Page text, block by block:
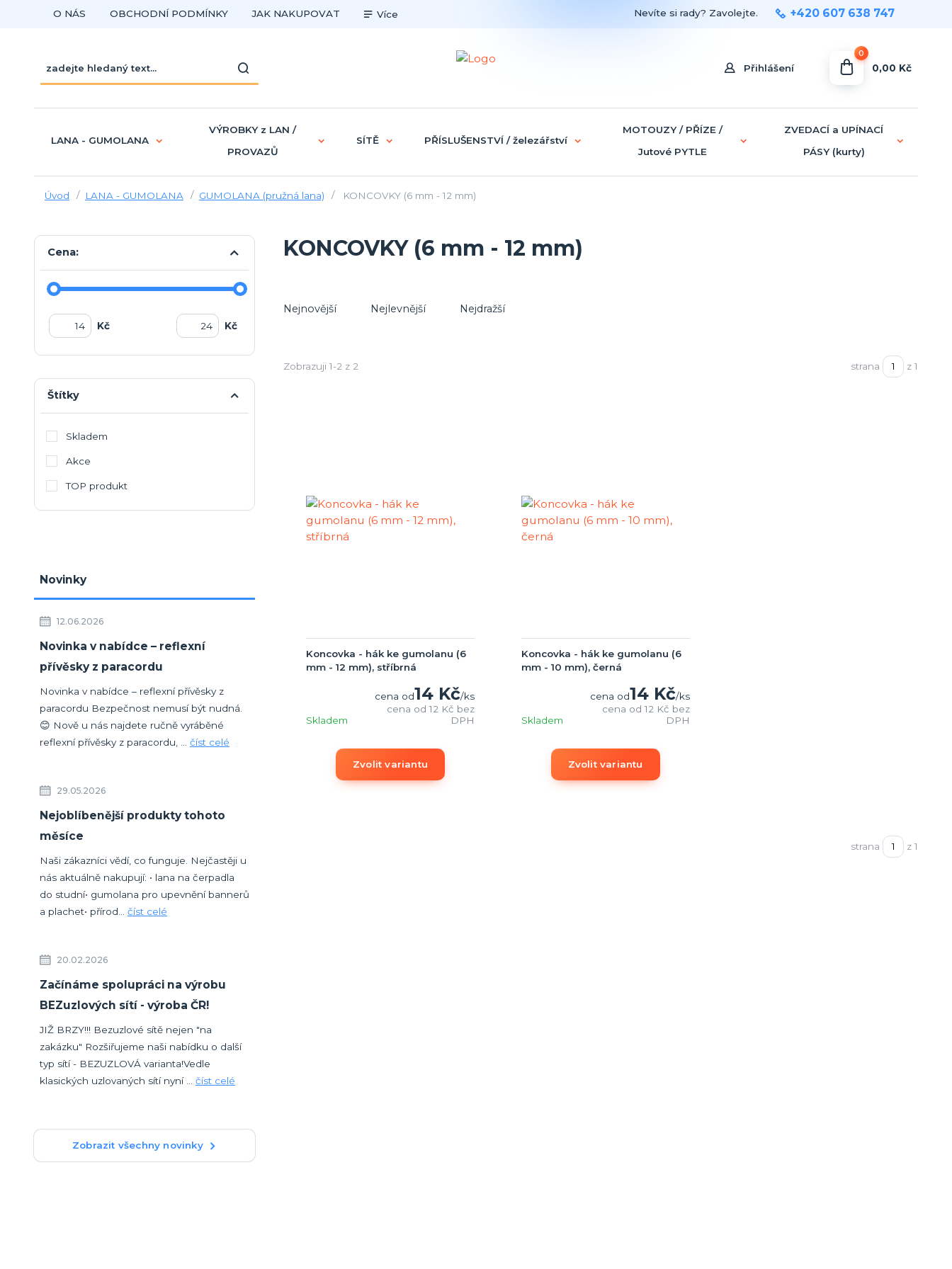
O NÁS OBCHODNÍ PODMÍNKY JAK NAKUPOVAT Více
Přihlášení
Nevíte si rady? Zavolejte. +420 607 638 747
0
0,00 Kč
LANA - GUMOLANA
VÝROBKY z LAN /
PROVAZŮ
SÍTĚ PŘÍSLUŠENSTVÍ / železářství
MOTOUZY / PŘÍZE /
Jutové PYTLE
ZVEDACÍ a UPÍNACÍ
PÁSY (kurty)
Úvod LANA - GUMOLANA GUMOLANA (pružná lana) KONCOVKY (6 mm - 12 mm)
KONCOVKY (6 mm - 12 mm)
Nejnovější Nejlevnější Nejdražší
Zobrazuji 1-2 z 2 strana z 1
Koncovka - hák ke gumolanu (6
mm - 12 mm), stříbrná
cena od14 Kč/ks
cena od 12 Kč bez
DPH
Skladem
Zvolit variantu
Koncovka - hák ke gumolanu (6
mm - 10 mm), černá
cena od14 Kč/ks
cena od 12 Kč bez
DPH
Skladem
Zvolit variantu
strana z 1
Cena:
Kč Kč
Štítky
Skladem
Akce
TOP produkt
Novinky
12.06.2026
Novinka v nabídce – reflexní
přívěsky z paracordu
Novinka v nabídce – reflexní přívěsky z
paracordu Bezpečnost nemusí být nudná.
😊 Nově u nás najdete ručně vyráběné
reflexní přívěsky z paracordu, ... číst celé
29.05.2026
Nejoblíbenější produkty tohoto
měsíce
Naši zákazníci vědí, co funguje. Nejčastěji u
nás aktuálně nakupují: • lana na čerpadla
do studní• gumolana pro upevnění bannerů
a plachet• přírod... číst celé
20.02.2026
Začínáme spolupráci na výrobu
BEZuzlových sítí - výroba ČR!
JIŽ BRZY!!! Bezuzlové sítě nejen "na
zakázku" Rozšiřujeme naši nabídku o další
typ sítí - BEZUZLOVÁ varianta!Vedle
klasických uzlovaných sítí nyní ... číst celé
Zobrazit všechny novinky